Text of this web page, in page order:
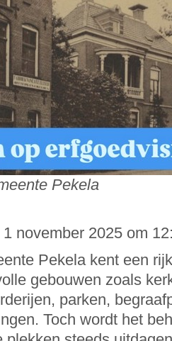
Pekela
november 2025 om
Pekela kent een
gebouwen zoals
parken,
Toch wordt het